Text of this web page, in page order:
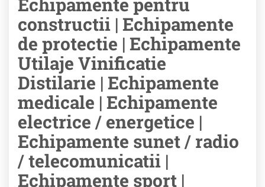
constructii | Echipamente
de protectie | Echipamente
Utilaje Vinificatie
Distilarie | Echipamente
medicale | Echipamente
electrice / energetice |
Echipamente sunet / radio
/ telecomunicatii |
Echipamente sport |